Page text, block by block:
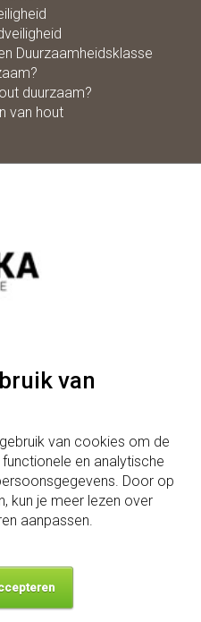
van
van cookies om de
en analytische
Door op
kun je meer lezen over
aanpassen.
Duurzaamheidsklasse
duurzaam?
van hout